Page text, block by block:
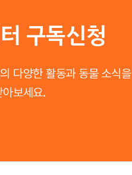
구독신청
다양한 활동과 동물 소식을
보세요.